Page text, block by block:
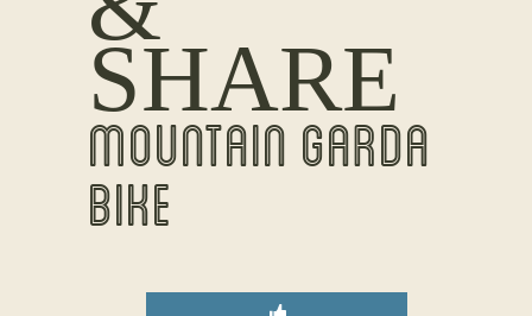
SHARE
MOUNTAIN GARDA
BIKE